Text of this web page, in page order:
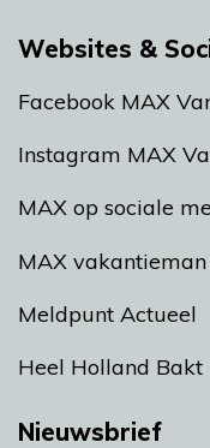
Websites &
Facebook MAX
Instagram MAX
MAX op sociale
MAX vakantieman
Meldpunt Actueel
Heel Holland Bakt
Nieuwsbrief